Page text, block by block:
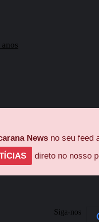
News no seu feed
direto no nosso
Siga-nos